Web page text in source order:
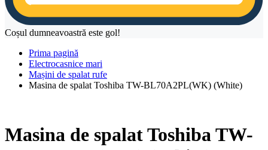
Coșul dumneavoastră este gol!
Prima pagină
Electrocasnice mari
Mașini de spalat rufe
Masina de spalat Toshiba TW-BL70A2PL(WK) (White)
Masina de spalat Toshiba TW-